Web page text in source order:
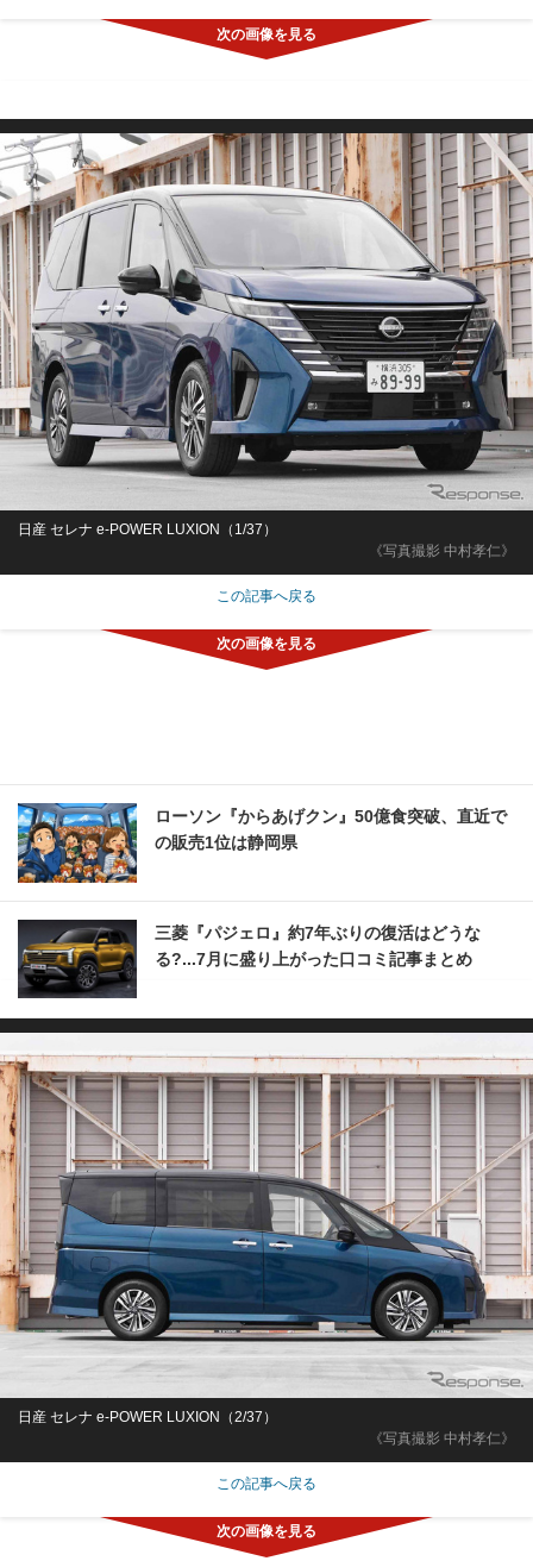
《写真撮影 中村孝仁》
日産 セレナ e-POWER LUXION（1/37）
この記事へ戻る
ローソン『からあげクン』50億食突破、直近で
の販売1位は静岡県
三菱『パジェロ』約7年ぶりの復活はどうな
る?...7月に盛り上がった口コミ記事まとめ
《写真撮影 中村孝仁》
日産 セレナ e-POWER LUXION（2/37）
この記事へ戻る